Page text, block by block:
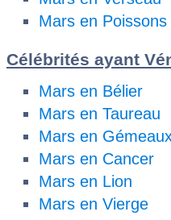
Mars en Poissons
Célébrités ayant
Mars en Bélier
Mars en Taureau
Mars en
Mars en Cancer
Mars en Lion
Mars en Vierge